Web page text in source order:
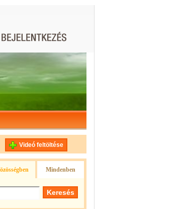
Videó feltöltése
Mindenben